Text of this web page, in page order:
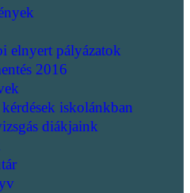
elnyert pályázatok
2016
iskolánkban
diákjaink